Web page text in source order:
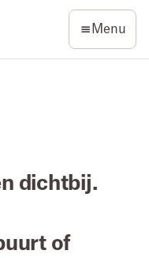
Menu
dichtbij.
of